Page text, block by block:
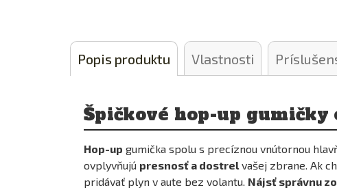
Popis produktu Vlastnosti
Špičkové hop-up gumičky
Hop-up gumička spolu s precíznou vnútornou
ovplyvňujú presnosť a dostrel vašej zbrane. Ak
pridávať plyn v aute bez volantu. Nájsť správnu